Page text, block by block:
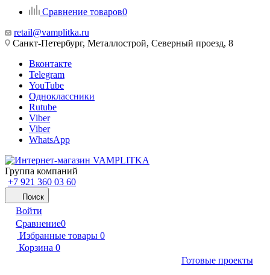
Сравнение товаров0
retail@vamplitka.ru
Санкт-Петербург, Металлострой, Северный проезд, 8
Вконтакте
Telegram
YouTube
Одноклассники
Rutube
Viber
Viber
WhatsApp
Группа компаний
+7 921 360 03 60
Поиск
Войти
Сравнение0
Избранные товары 0
Корзина 0
Готовые проекты